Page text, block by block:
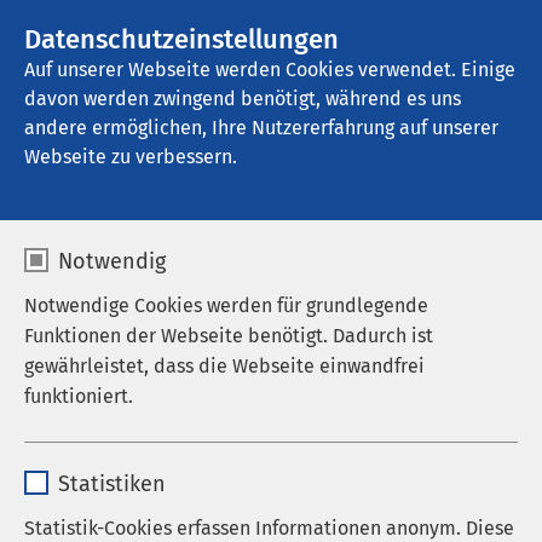
Datenschutzeinstellungen
Auf unserer Webseite werden Cookies verwendet. Einige
davon werden zwingend benötigt, während es uns
andere ermöglichen, Ihre Nutzererfahrung auf unserer
Webseite zu verbessern.
Notwendig
Notwendige Cookies werden für grundlegende
Funktionen der Webseite benötigt. Dadurch ist
gewährleistet, dass die Webseite einwandfrei
funktioniert.
Anbieter sgalinski
Statistiken
Statistik-Cookies erfassen Informationen anonym. Diese
AMEOS Eingliederung HORIZON Kiel
Veranstaltungen
Aktuell sind keine Veranstaltungen vorhanden.